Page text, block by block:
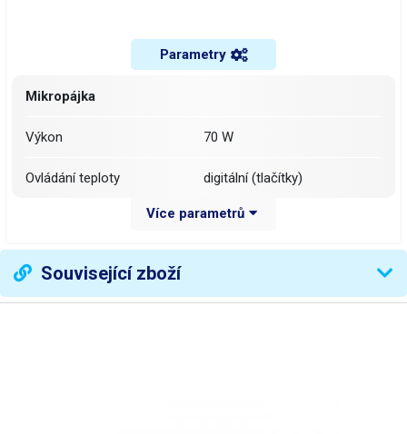
Parametry
Mikropájka
Výkon 70 W
Ovládání teploty digitální (tlačítky)
digitální (displej)
Rozsah regulace teploty 200 - 480 °C
Více parametrů
Související zboží